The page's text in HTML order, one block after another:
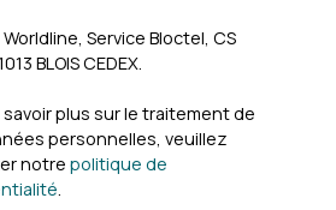
Service Bloctel, CS
BLOIS CEDEX.
savoir plus sur le traitement de
personnelles, veuillez
notre politique de